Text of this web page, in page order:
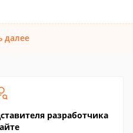
далее
разработчика